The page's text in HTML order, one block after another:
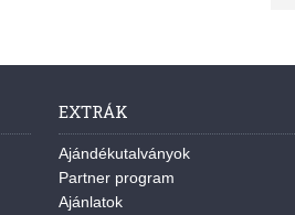
EXTRÁK
Ajándékutalványok
Partner program
Ajánlatok